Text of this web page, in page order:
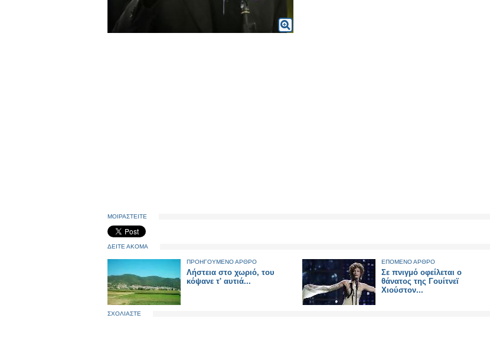
ΜΟΙΡΑΣΤΕΙΤΕ
ΔΕΙΤΕ ΑΚΟΜΑ
ΠΡΟΗΓΟΥΜΕΝΟ ΑΡΘΡΟ
Λήστεια στο χωριό, του
κόψανε τ' αυτιά...
ΕΠΟΜΕΝΟ ΑΡΘΡΟ
Σε πνιγμό οφείλεται ο
θάνατος της Γουίτνεϊ
Χιούστον...
ΣΧΟΛΙΑΣΤΕ